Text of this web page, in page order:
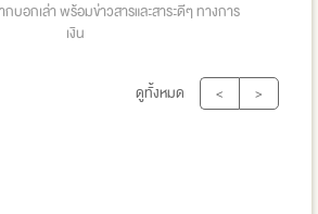
กบอกเล่า พร้อมข่าวสารและสาระดีๆ ทางการ
เงิน
ดูทั้งหมด < >